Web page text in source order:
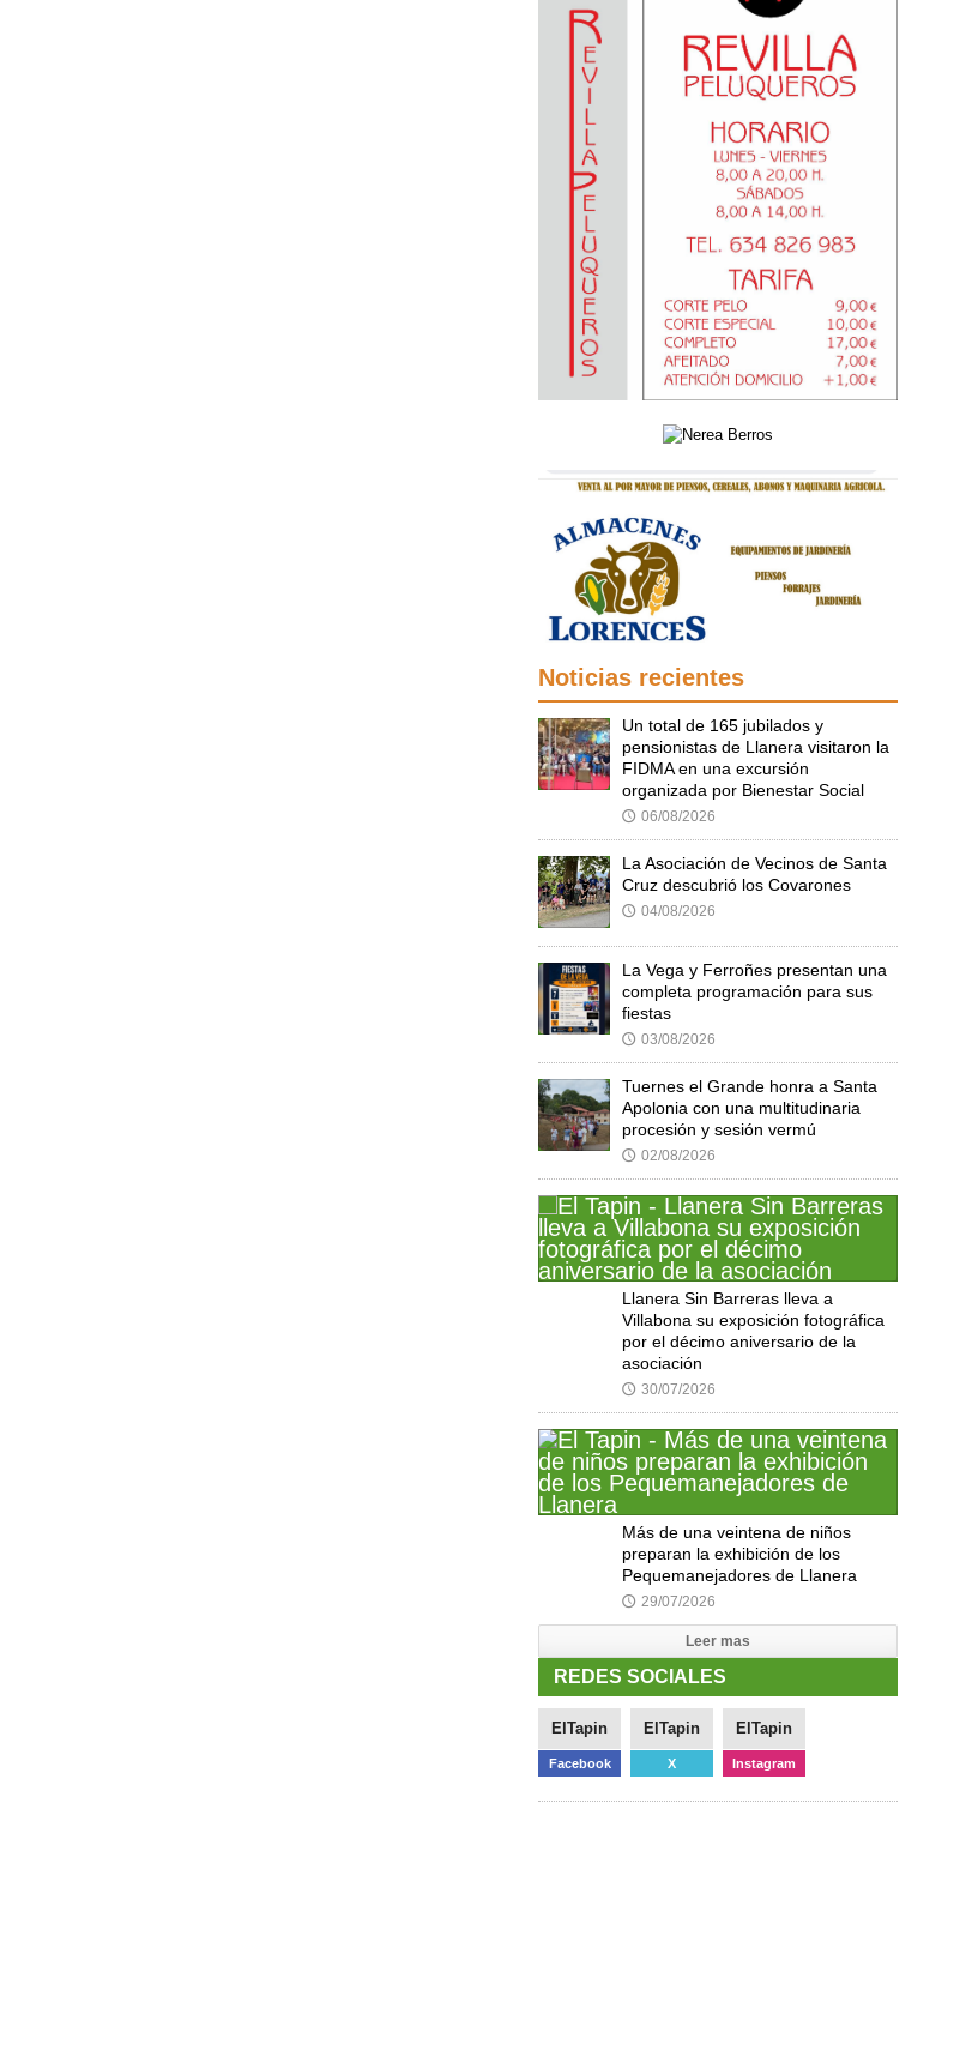
Noticias recientes
Un total de 165 jubilados y
pensionistas de Llanera visitaron la
FIDMA en una excursión
organizada por Bienestar Social
🕔 06/08/2026
La Asociación de Vecinos de Santa
Cruz descubrió los Covarones
🕔 04/08/2026
La Vega y Ferroñes presentan una
completa programación para sus
fiestas
🕔 03/08/2026
Tuernes el Grande honra a Santa
Apolonia con una multitudinaria
procesión y sesión vermú
🕔 02/08/2026
Llanera Sin Barreras lleva a
Villabona su exposición fotográfica
por el décimo aniversario de la
asociación
🕔 30/07/2026
Más de una veintena de niños
preparan la exhibición de los
Pequemanejadores de Llanera
🕔 29/07/2026
Leer mas
REDES SOCIALES
ElTapin
Facebook
ElTapin
X
ElTapin
Instagram